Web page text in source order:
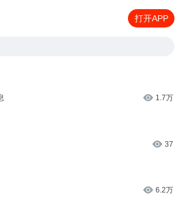
打开APP
1.7万
37
6.2万